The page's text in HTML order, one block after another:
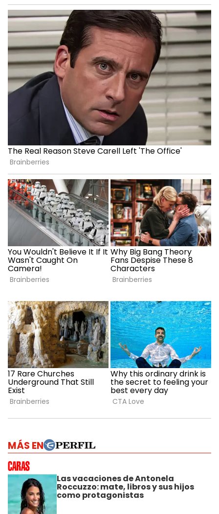
MÁS EN
Las vacaciones de Antonela
Roccuzzo: mate, libros y sus hijos
como protagonistas